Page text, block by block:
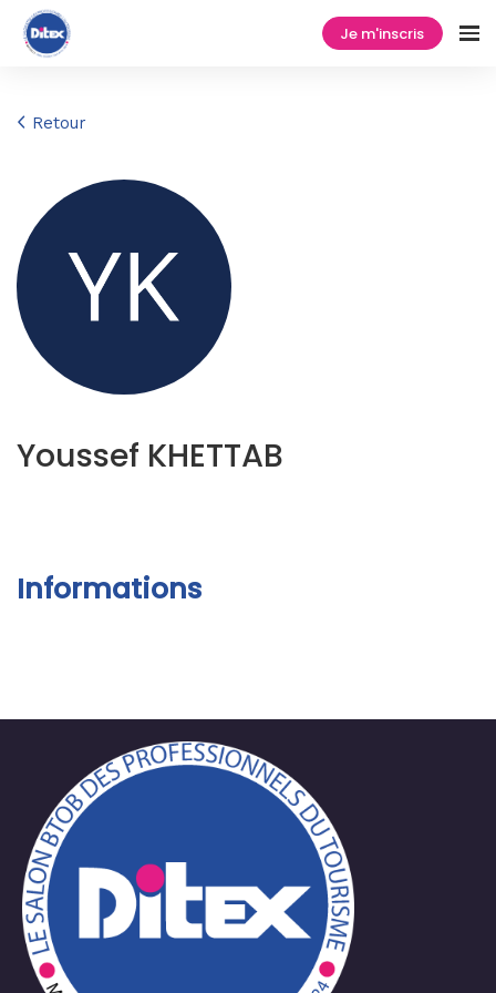
Je m'inscris
Retour
Youssef KHETTAB
Informations